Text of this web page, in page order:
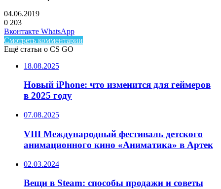
04.06.2019
0 203
Facebook
Twitter
LinkedIn
Вконтакте WhatsAppTelegram
Смотреть комментарии
Ещё статьи о CS GO
18.08.2025
Новый iPhone: что изменится для геймеров
в 2025 году
07.08.2025
VIII Международный фестиваль детского
анимационного кино «Аниматика» в Артек
02.03.2024
Вещи в Steam: способы продажи и советы